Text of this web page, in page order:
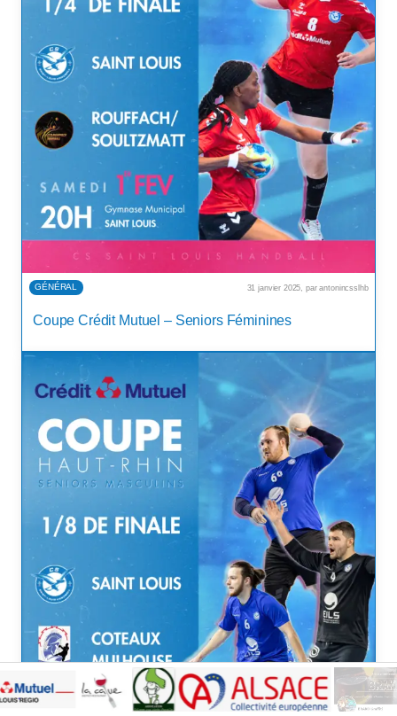
Coupe Crédit Mutuel – Seniors Féminines
GÉNÉRAL 31 janvier 2025, par antonincsslhb